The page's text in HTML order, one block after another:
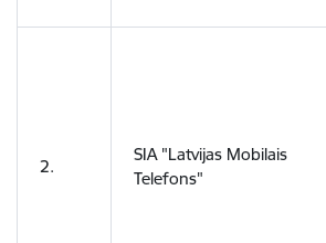
2.
SIA "Latvijas Mobilais
Telefons"